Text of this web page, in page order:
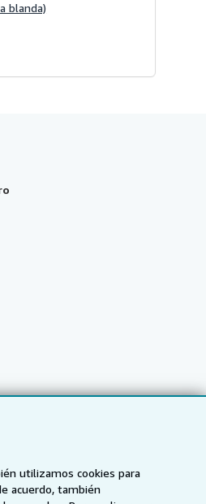
utilizamos cookies para
acuerdo, también
blanda)